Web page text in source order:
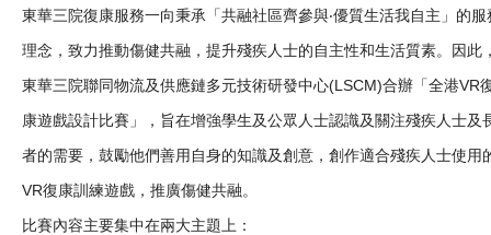
科技分享
會籍
東華三院復康服務一向秉承「共融社區齊參與‧優質生活我自主」的服
理念，致力推動傷健共融，提升殘疾人士的自主性和生活質素。因此
東華三院聯同物流及供應鏈多元技術研發中心(LSCM)合辦「全港VR
康遊戲設計比賽」，旨在增強學生及公眾人士認識及關注殘疾人士及
者的需要，鼓勵他們善用自身的知識及創意，創作適合殘疾人士使用
VR復康訓練遊戲，推廣傷健共融。
比賽內容主要集中在兩大主題上：